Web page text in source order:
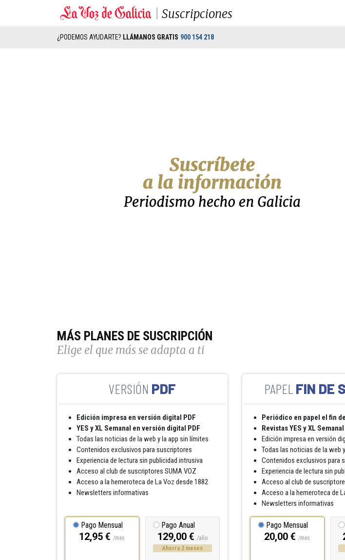
Suscripciones
¿PODEMOS AYUDARTE? LLÁMANOS GRATIS 900 154 218
MÁS PLANES DE SUSCRIPCIÓN
Elige el que más se adapta a ti
PDF
Edición impresa en versión digital PDF
YES y XL Semanal en versión digital PDF
Todas las noticias de la web y la app sin límites
Contenidos exclusivos para suscriptores
Experiencia de lectura sin publicidad intrusiva
Acceso al club de suscriptores SUMA VOZ
Acceso a la hemeroteca de La Voz desde 1882
Newsletters informativas
Pago Mensual
12,95 €/mes
Pago Anual
129,00 €/año
Ahorra 2 meses
FIN DE
Periódico en papel el fin
Revistas YES y XL Semanal
Edición impresa en versión
Todas las noticias de la web
Contenidos exclusivos para
Experiencia de lectura sin
Acceso al club de
Acceso a la hemeroteca de
Newsletters informativas
Pago Mensual
20,00 €/mes